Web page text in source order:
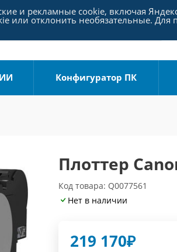
Конфигуратор ПК
Плоттер
Код товара: Q0077561
Нет в наличии
219 170₽
и рекламные cookie, включая
или отклонить необязательные. Для